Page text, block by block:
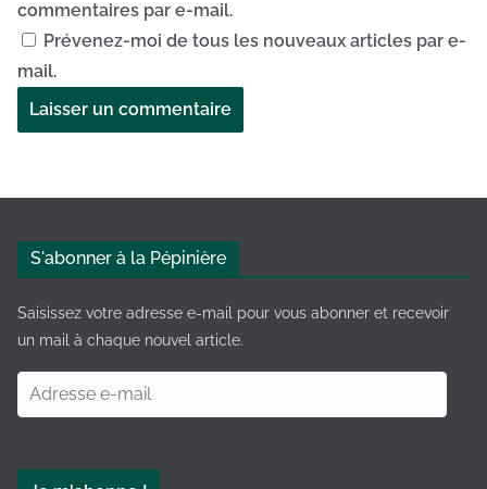
commentaires par e-mail.
Prévenez-moi de tous les nouveaux articles par e-
mail.
e
v
S'abonner à la Pépinière
Saisissez votre adresse e-mail pour vous abonner et recevoir
un mail à chaque nouvel article.
d